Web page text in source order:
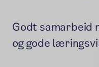
Godt samarbeid
og gode